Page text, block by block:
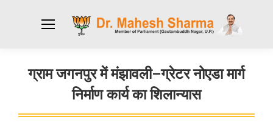
ग्राम जगनपुर में मंझावली–ग्रेटर नोएडा मार्ग
निर्माण कार्य का शिलान्यास
You are here: